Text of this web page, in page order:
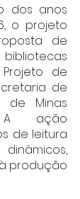
dos anos
o projeto
de
de
de
de Minas
A ação
de leitura
produção